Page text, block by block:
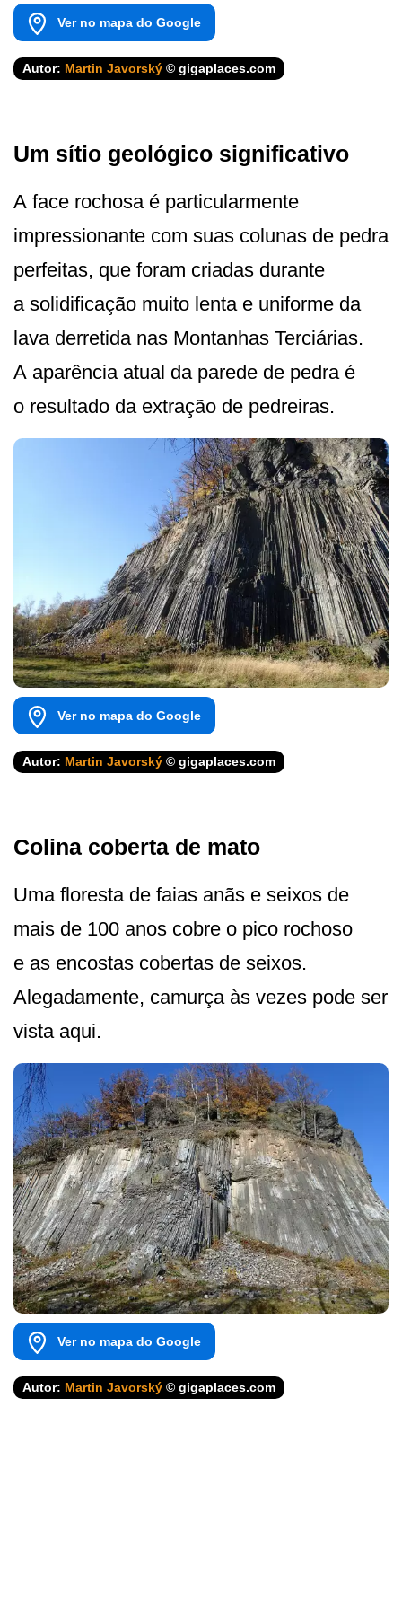
Ver no mapa do Google
Autor: Martin Javorský © gigaplaces.com
Um sítio geológico significativo
A face rochosa é particularmente
impressionante com suas colunas de pedra
perfeitas, que foram criadas durante
a solidificação muito lenta e uniforme da
lava derretida nas Montanhas Terciárias.
A aparência atual da parede de pedra é
o resultado da extração de pedreiras.
Ver no mapa do Google
Autor: Martin Javorský © gigaplaces.com
Colina coberta de mato
Uma floresta de faias anãs e seixos de
mais de 100 anos cobre o pico rochoso
e as encostas cobertas de seixos.
Alegadamente, camurça às vezes pode ser
vista aqui.
Ver no mapa do Google
Autor: Martin Javorský © gigaplaces.com